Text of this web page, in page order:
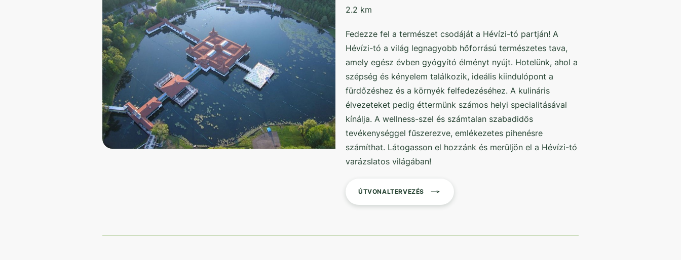
2.2 km
Fedezze fel a természet csodáját a Hévízi-tó partján! A
Hévízi-tó a világ legnagyobb hőforrású természetes tava,
amely egész évben gyógyító élményt nyújt. Hotelünk, ahol a
szépség és kényelem találkozik, ideális kiindulópont a
fürdőzéshez és a környék felfedezéséhez. A kulináris
élvezeteket pedig éttermünk számos helyi specialitásával
kínálja. A wellness-szel és számtalan szabadidős
tevékenységgel fűszerezve, emlékezetes pihenésre
számíthat. Látogasson el hozzánk és merüljön el a Hévízi-tó
varázslatos világában!
ÚTVONALTERVEZÉS